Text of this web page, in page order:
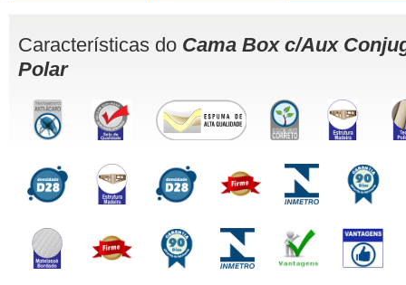
Características do Cama Box c/Aux
Polar